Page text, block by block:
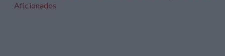
Aficionados